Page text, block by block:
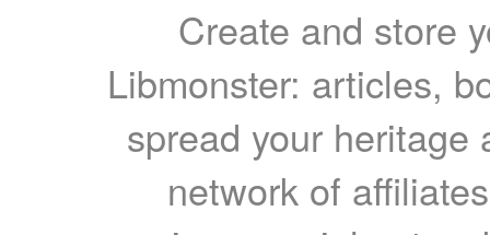
Create and store
Libmonster: articles,
spread your heritage
network of